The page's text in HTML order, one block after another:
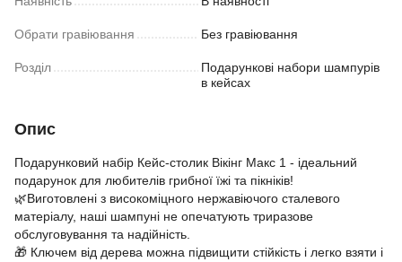
Обрати гравіювання Без гравіювання
Розділ
Подарункові набори шампурів
в кейсах
Опис
Подарунковий набір Кейс-столик Вікінг Макс 1 - ідеальний
подарунок для любителів грибної їжі та пікніків!
🌿Виготовлені з високоміцного нержавіючого сталевого
матеріалу, наші шампуні не опечатують триразове
обслуговування та надійність.
🎁 Ключем від дерева можна підвищити стійкість і легко взяти і